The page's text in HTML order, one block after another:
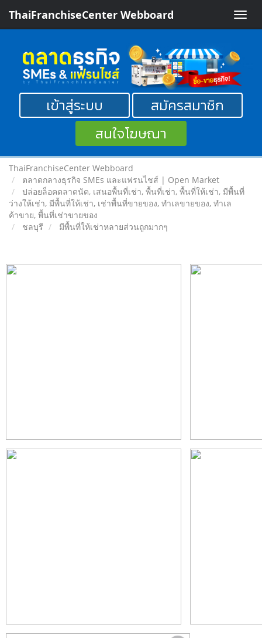
Toggle
ThaiFranchiseCenter Webboard
เข้าสู่ระบบ
สมัครสมาชิก
สนใจโฆษณา
ThaiFranchiseCenter Webboard
ตลาดกลางธุรกิจ SMEs และแฟรนไชส์ | Open Market
ปล่อยล็อคตลาดนัด, เสนอพื้นที่เช่า, พื้นที่เช่า, พื้นที่ให้เช่า, มีพื้นที่
ว่างให้เช่า, มีพื้นที่ให้เช่า, เช่าพื้นที่ขายของ, ทําเลขายของ, ทำเล
ค้าขาย, พื้นที่เช่าขายของ
ชลบุรี
มีพื้นที่ให้เช่าหลายส่วนถูกมากๆ